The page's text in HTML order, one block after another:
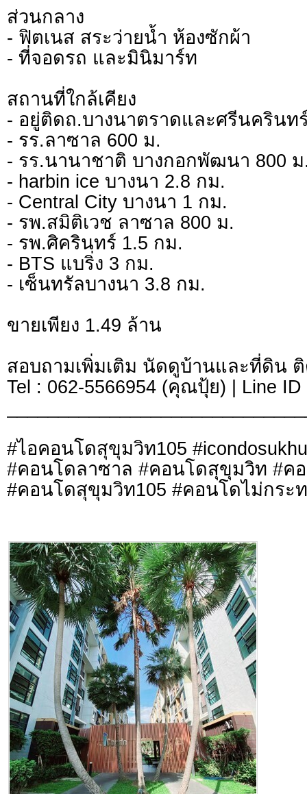
ส่วนกลาง
- ฟิตเนส สระว่ายน้ำ ห้องซักผ้า
- ที่จอดรถ และมินิมาร์ท
สถานที่ใกล้เคียง
- อยู่ติดถ.บางนาตราดและศรีนครินท
- รร.ลาซาล 600 ม.
- รร.นานาชาติ บางกอกพัฒนา 800
- harbin ice บางนา 2.8 กม.
- Central City บางนา 1 กม.
- รพ.สมิติเวช ลาซาล 800 ม.
- รพ.ศิครินทร์ 1.5 กม.
- BTS แบริ่ง 3 กม.
- เซ็นทรัลบางนา 3.8 กม.
ขายเพียง 1.49 ล้าน
สอบถามเพิ่มเติม นัดดูบ้านและที่ดิน
Tel : 062-5566954 (คุณปุ้ย) | Line ID
#ไอคอนโดสุขุมวิท105
#คอนโดลาซาล #คอนโดสุขุมวิท #ค
#คอนโดสุขุมวิท105 #คอนโดไม่กระ